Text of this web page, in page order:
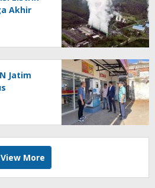
Akhir
Jatim
View More